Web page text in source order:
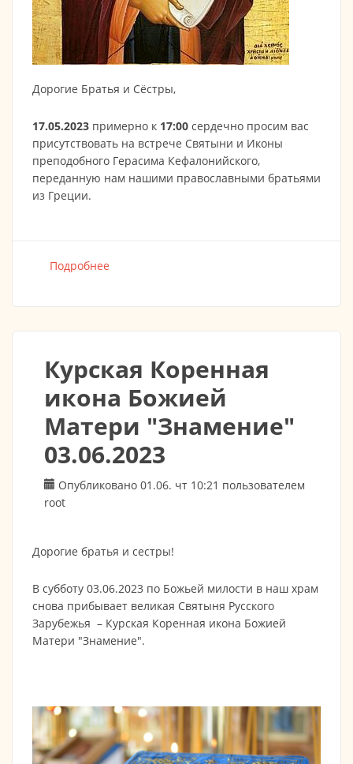
Дорогие Братья и Сёстры,
17.05.2023 примерно к 17:00 сердечно просим вас
присутствовать на встрече Святыни и Иконы
преподобного Герасима Кефалонийского,
переданную нам нашими православными братьями
из Греции.
Подробнее
Курская Коренная
икона Божией
Матери "Знамение"
03.06.2023
Опубликовано 01.06. чт 10:21 пользователем
root
Дорогие братья и сестры!
В субботу 03.06.2023 по Божьей милости в наш храм
снова прибывает великая Святыня Русского
Зарубежья – Курская Коренная икона Божией
Матери "Знамение".